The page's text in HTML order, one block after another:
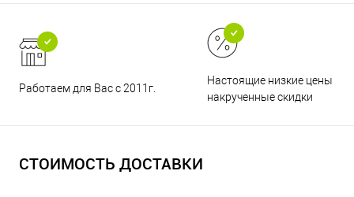
Работаем для Вас с 2011г.
Настоящие низкие цены и
накрученные скидки
СТОИМОСТЬ ДОСТАВКИ